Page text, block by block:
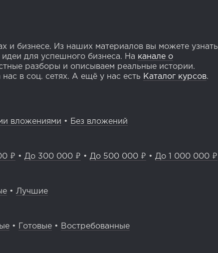
и бизнесе. Из наших материалов вы можете узнать
для успешного бизнеса. На канале о
разборы и описываем реальные истории.
в соц. сетях. А ещё у нас есть Каталог курсов.
вложениями • Без вложений
₽ • До 300 000 ₽ • До 500 000 ₽ • До 1 000 000 ₽
• Лучшие
• Готовые • Востребованные